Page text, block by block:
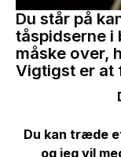
Du står på
tåspidserne i
måske over,
Vigtigst er at
Du kan træde
og jeg vil